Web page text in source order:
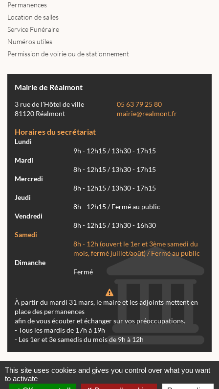
Permanences
Location de salles
Service Funéraire
Numéros utiles
Permission de voirie ou de stationnement
Mairie de Réalmont
3 rue de l'Hôtel de ville
81120 Réalmont
05 63 79 25 80
mairie@realmont.fr
Horaires du secrétariat
Lundi
9h - 12h15 / 13h30 - 17h15
Mardi
8h - 12h15 / 13h30 - 17h15
Mercredi
8h - 12h15 / 13h30 - 17h15
Jeudi
8h - 12h15 / Fermé au public
Vendredi
8h - 12h15 / 13h30 - 16h30
Samedi
8h - 12h (ouvert le 1er et 3ème samedi du
mois, fermé juillet/août) / Fermé au public
Dimanche
Fermé
À partir du mardi 31 mars, le maire et les adjoints mettent en
place des permanences
afin de vous écouter et échanger sur vos préoccupations.
- Tous les mardis de 17h à 19h
- Les 1er et 3e samedis du mois de 9h à 12h
This site uses cookies and gives you control over what you want
to activate